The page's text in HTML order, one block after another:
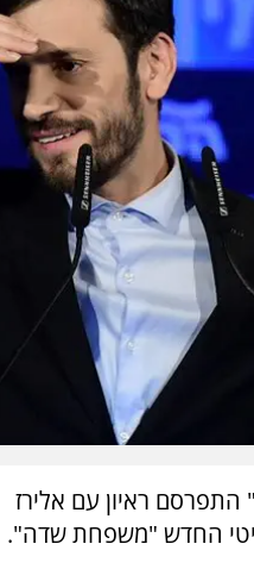
ראיון עם אלירז
החדש "משפחת שדה".